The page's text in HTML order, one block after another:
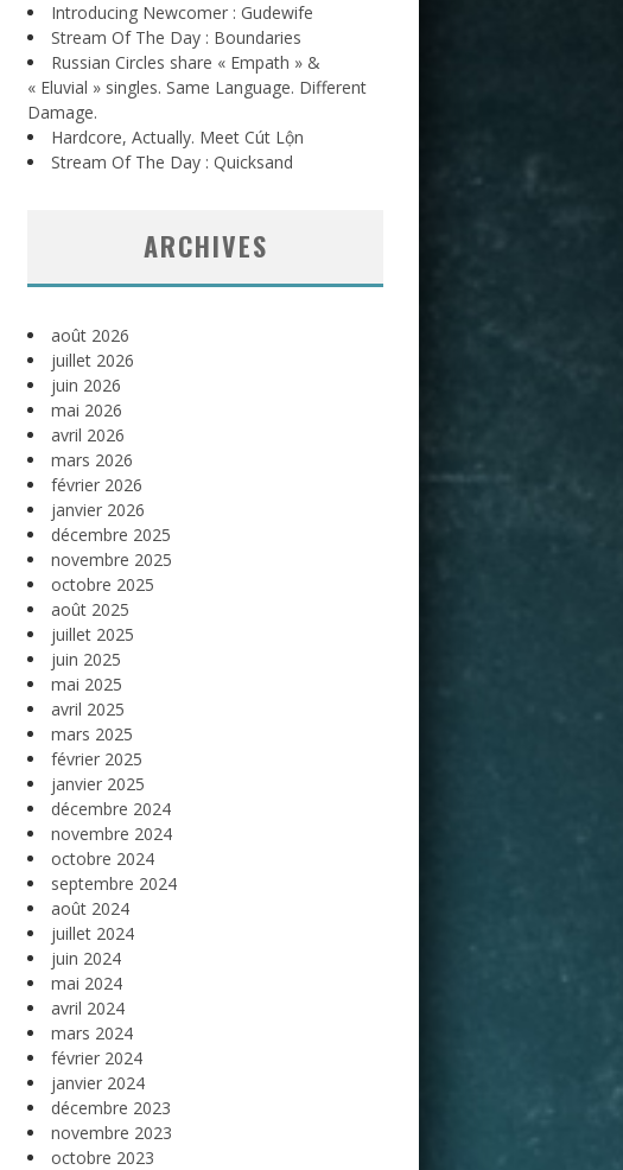
Introducing Newcomer : Gudewife
Stream Of The Day : Boundaries
Russian Circles share « Empath » &
« Eluvial » singles. Same Language. Different
Damage.
Hardcore, Actually. Meet Cút Lộn
Stream Of The Day : Quicksand
ARCHIVES
août 2026
juillet 2026
juin 2026
mai 2026
avril 2026
mars 2026
février 2026
janvier 2026
décembre 2025
novembre 2025
octobre 2025
août 2025
juillet 2025
juin 2025
mai 2025
avril 2025
mars 2025
février 2025
janvier 2025
décembre 2024
novembre 2024
octobre 2024
septembre 2024
août 2024
juillet 2024
juin 2024
mai 2024
avril 2024
mars 2024
février 2024
janvier 2024
décembre 2023
novembre 2023
octobre 2023